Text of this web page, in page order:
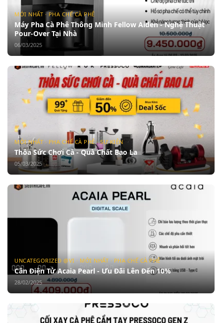
MỚI NHẤT · PHA CHẾ CÀ PHÊ
Máy Pha Cà Phê Thông Minh Fellow Aiden - Nghệ Thuật
Pour-Over Tại Nhà
06/03/2025
MỚI NHẤT · PHA CHẾ CÀ PHÊ · SỰ KIỆN
Thỏa Sức Chơi Cà - Quà Chất Bao La
05/03/2025
UNCATEGORIZED @VI · MỚI NHẤT · PHA CHẾ CÀ PHÊ
Cân Điện Tử Acaia Pearl - Ưu Đãi Lên Đến 10%
28/02/2025